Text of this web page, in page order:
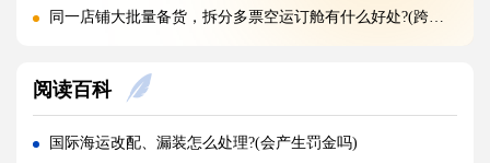
同一店铺大批量备货，拆分多票空运订舱有什么好处?(跨境电商卖家必看篇)
亚马逊新规落地，空运带电产品入仓有哪些新增限制?(亚马逊卖家请注意)
多国中转空运，过境海关查验该如何配合举证（国际空运干货知识分享）
阅读百科
国际海运改配、漏装怎么处理?(会产生罚金吗)